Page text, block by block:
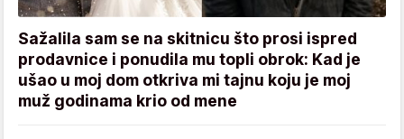
Sažalila sam se na skitnicu što prosi ispred
prodavnice i ponudila mu topli obrok: Kad je
ušao u moj dom otkriva mi tajnu koju je moj
muž godinama krio od mene